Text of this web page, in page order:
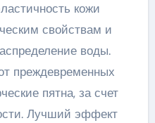
кожи
свойствам и
воды.
преждевременных
пятна, за счет
Лучший эффект